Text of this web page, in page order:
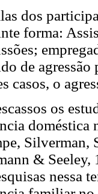
dos
forma:
de
casos, o
os
doméstica
Silverman,
& Seeley,
nessa